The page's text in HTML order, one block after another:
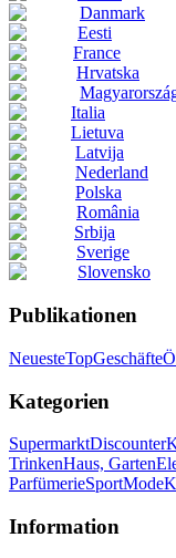
Danmark
Eesti
France
Hrvatska
Italia
Lietuva
Latvija
Nederland
Polska
România
Srbija
Sverige
Slovensko
Publikationen
NeuesteTopGeschäfte
Kategorien
SupermarktDiscounter
TrinkenHaus, Garten
ParfümerieSportMode
Information